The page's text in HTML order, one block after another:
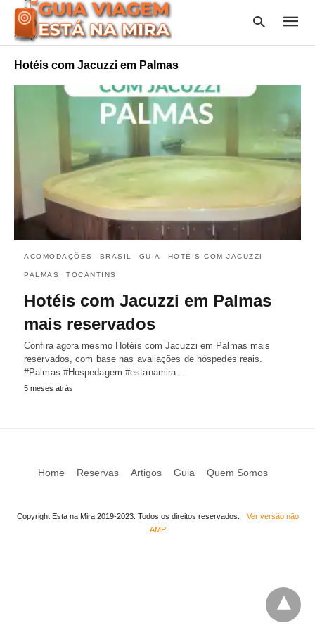
Type
your
search
query
and
hit
Hotéis com Jacuzzi em Palmas
ACOMODAÇÕES BRASIL GUIA HOTÉIS COM JACUZZI
PALMAS TOCANTINS
Hotéis com Jacuzzi em Palmas
mais reservados
Confira agora mesmo Hotéis com Jacuzzi em Palmas mais
reservados, com base nas avaliações de hóspedes reais.
#Palmas #Hospedagem #estanamira…
5 meses atrás
Home Reservas Artigos Guia Quem Somos
Copyright Esta na Mira 2019-2023. Todos os direitos reservados.
Ver versão não
AMP